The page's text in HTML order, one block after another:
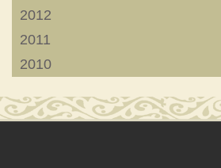
2012
2011
2010